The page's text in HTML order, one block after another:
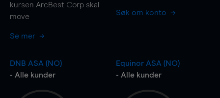
kursen ArcBest Corp skal
move
Se mer
Søk om konto
DNB ASA (NO)
- Alle kunder
Equinor ASA (NO)
- Alle kunder